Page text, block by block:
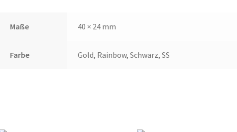
Maße 40 × 24 mm
Farbe Gold, Rainbow, Schwarz, SS